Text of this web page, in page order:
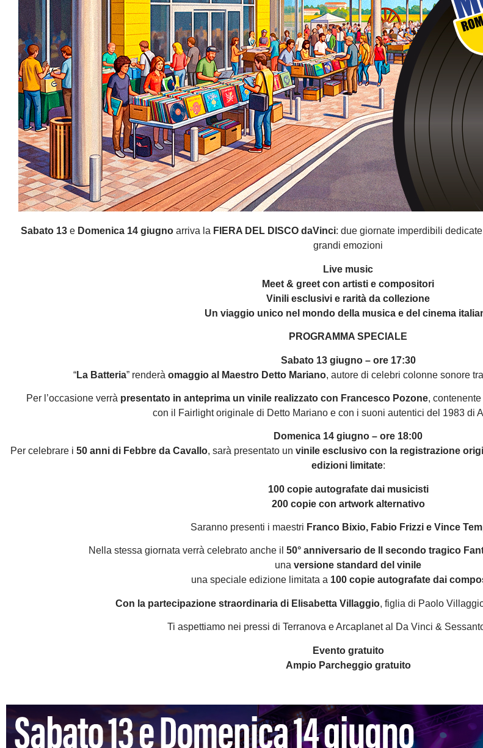
Sabato 13 e Domenica 14 giugno arriva la FIERA DEL DISCO daVinci: due giornate imperdibili
grandi emozioni
Live music
Meet & greet con artisti e compositori
Vinili esclusivi e rarità da collezione
Un viaggio unico nel mondo della musica e del cinema
PROGRAMMA SPECIALE
Sabato 13 giugno – ore 17:30
“La Batteria” renderà omaggio al Maestro Detto Mariano, autore di celebri colonne sonore
Per l’occasione verrà presentato in anteprima un vinile realizzato con Francesco Pozone,
con il Fairlight originale di Detto Mariano e con i suoni autentici del 1983 di
Domenica 14 giugno – ore 18:00
Per celebrare i 50 anni di Febbre da Cavallo, sarà presentato un vinile esclusivo con la registrazione
edizioni limitate:
100 copie autografate dai musicisti
200 copie con artwork alternativo
Saranno presenti i maestri Franco Bixio, Fabio Frizzi e Vince
Nella stessa giornata verrà celebrato anche il 50° anniversario de Il secondo tragico
una versione standard del vinile
una speciale edizione limitata a 100 copie autografate dai
Con la partecipazione straordinaria di Elisabetta Villaggio, figlia di Paolo
Ti aspettiamo nei pressi di Terranova e Arcaplanet al Da Vinci &
Evento gratuito
Ampio Parcheggio gratuito